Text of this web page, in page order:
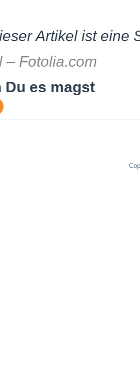
Artikel ist eine
– Fotolia.com
Du es magst